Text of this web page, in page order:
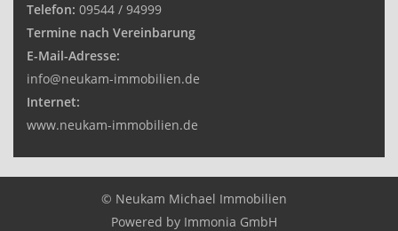
Telefon: 09544 / 94999
Termine nach Vereinbarung
E-Mail-Adresse:
info@neukam-immobilien.de
Internet:
www.neukam-immobilien.de
© Neukam Michael Immobilien
Powered by Immonia GmbH